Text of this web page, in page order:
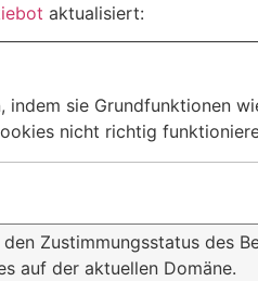
aktualisiert:
sie Grundfunktionen
nicht richtig
Zustimmungsstatus des
auf der aktuellen Domäne.